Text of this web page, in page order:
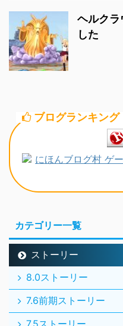
ヘルクラ
した
ブログランキング
カテゴリー一覧
ストーリー
8.0ストーリー
7.6前期ストーリー
7.5ストーリー